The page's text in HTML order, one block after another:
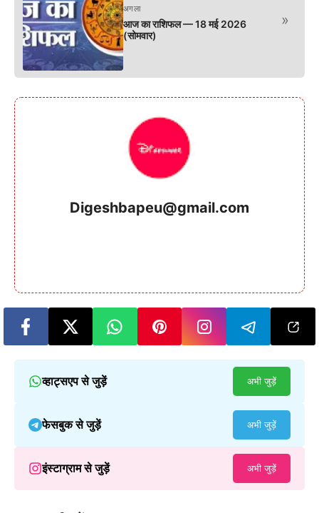
अगला
आज का राशिफल — 18 मई 2026
(सोमवार)
»
Digeshbapeu@gmail.com
व्हाट्सएप से जुड़ें अभी जुड़ें
फेसबुक से जुड़ें अभी जुड़ें
इंस्टाग्राम से जुड़ें अभी जुड़ें